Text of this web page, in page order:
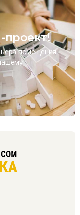
проект!
помещения